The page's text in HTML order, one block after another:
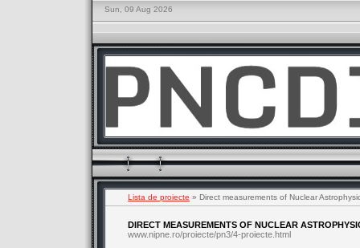
Sun, 09 Aug 2026
Lista de proiecte » Direct measurements of Nuclear
DIRECT MEASUREMENTS OF NUCLEAR
www.nipne.ro/proiecte/pn3/4-proiecte.html